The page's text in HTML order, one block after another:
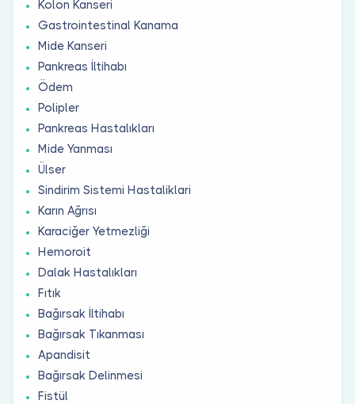
Kolon Kanseri
Gastrointestinal Kanama
Mide Kanseri
Pankreas İltihabı
Ödem
Polipler
Pankreas Hastalıkları
Mide Yanması
Ülser
Sindirim Sistemi Hastaliklari
Karın Ağrısı
Karaciğer Yetmezliği
Hemoroit
Dalak Hastalıkları
Fıtık
Bağırsak İltihabı
Bağırsak Tıkanması
Apandisit
Bağırsak Delinmesi
Fistül